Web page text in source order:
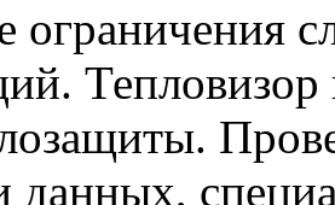
ограничения
данных,